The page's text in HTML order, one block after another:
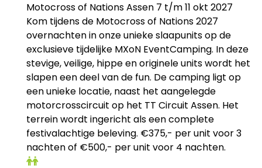
Motocross of Nations Assen 7 t/m 11 okt 2027
Kom tijdens de Motocross of Nations 2027
overnachten in onze unieke slaapunits op de
exclusieve tijdelijke MXoN EventCamping. In deze
stevige, veilige, hippe en originele units wordt het
slapen een deel van de fun. De camping ligt op
een unieke locatie, naast het aangelegde
motorcrosscircuit op het TT Circuit Assen. Het
terrein wordt ingericht als een complete
festivalachtige beleving. €375,- per unit voor 3
nachten of €500,- per unit voor 4 nachten.